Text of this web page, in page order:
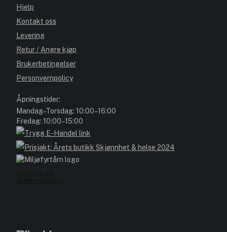
Hjelp
Kontakt oss
Levering
Retur / Angre kjøp
Brukerbetingelser
Personvernpolicy
Åpningstider:
Mandag–Torsdag: 10:00–16:00
Fredag: 10:00–15:00